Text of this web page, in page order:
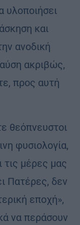
υλοποιήσει
και
ανοδική
ακριβώς,
προς αυτή
θεόπνευστοι
φυσιολογία,
τις μέρες μας
Πατέρες, δεν
εποχή»,
να περάσουν